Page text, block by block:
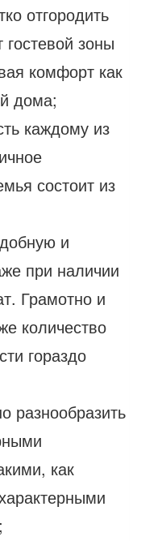
отгородить
зоны
комфорт как
дома;
каждому из
состоит из
и
при наличии
Грамотно и
количество
гораздо
разнообразить
как